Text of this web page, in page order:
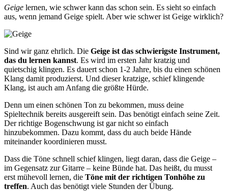
Geige lernen, wie schwer kann das schon sein. Es sieht so einfach
aus, wenn jemand Geige spielt. Aber wie schwer ist Geige wirklich?
Sind wir ganz ehrlich. Die Geige ist das schwierigste Instrument,
das du lernen kannst. Es wird im ersten Jahr kratzig und
quietschig klingen. Es dauert schon 1-2 Jahre, bis du einen schönen
Klang damit produzierst. Und dieser kratzige, schief klingende
Klang, ist auch am Anfang die größte Hürde.
Denn um einen schönen Ton zu bekommen, muss deine
Spieltechnik bereits ausgereift sein. Das benötigt einfach seine Zeit.
Der richtige Bogenschwung ist gar nicht so einfach
hinzubekommen. Dazu kommt, dass du auch beide Hände
miteinander koordinieren musst.
Dass die Töne schnell schief klingen, liegt daran, dass die Geige –
im Gegensatz zur Gitarre – keine Bünde hat. Das heißt, du musst
erst mühevoll lernen, die Töne mit der richtigen Tonhöhe zu
treffen. Auch das benötigt viele Stunden der Übung.